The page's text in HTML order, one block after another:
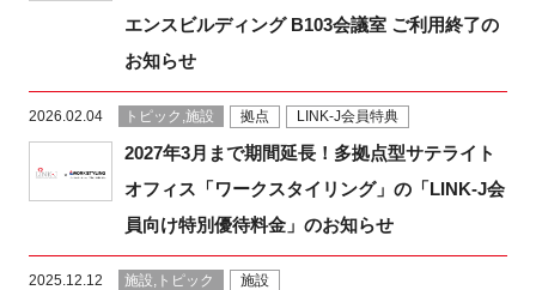
インタビュー・コラム
エンスビルディング B103会議室 ご利用終了の
お知らせ
2026.02.04 トピック,施設 拠点 LINK-J会員特典
2027年3月まで期間延長！多拠点型サテライト
オフィス「ワークスタイリング」の「LINK-J会
員向け特別優待料金」のお知らせ
2025.12.12 施設,トピック 施設